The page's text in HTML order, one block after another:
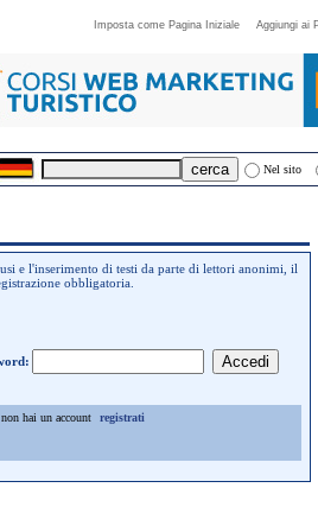
Imposta come Pagina Iniziale Aggiungi ai
Nel sito
e l'inserimento di testi da parte di lettori anonimi, il
obbligatoria.
hai un account registrati